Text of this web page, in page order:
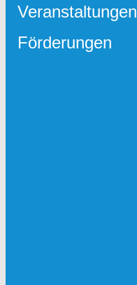
Veranstaltungen
Förderungen